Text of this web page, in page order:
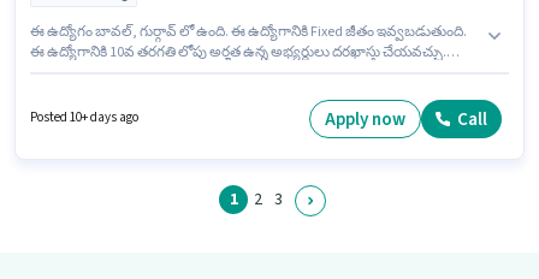
ఈ ఉద్యోగం బావల్, గుర్గావ్ లో ఉంది. ఈ ఉద్యోగానికి Fixed జీతం ఇవ్వబడుతుంది.
ఈ ఉద్యోగానికి 10వ తరగతి లోపు అర్హత ఉన్న అభ్యర్థులు దరఖాస్తు చేయవచ్చు.
ఉంటుంది. మీరు నెలకు ₹60000 వరకు సంపాదించవచ్చు.
Posted 10+ days ago Apply now Call
1 2 3